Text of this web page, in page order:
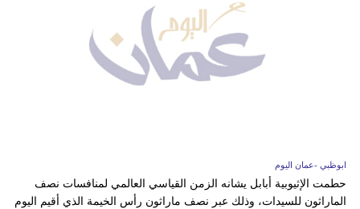
ابوظبي -عمان اليوم
حطمت الإثيوبية أبابل يشانه الزمن القياسي العالمي لمنافسات نصف
الماراثون للسيدات، وذلك عبر نصف ماراثون رأس الخيمة الذي أقيم اليوم